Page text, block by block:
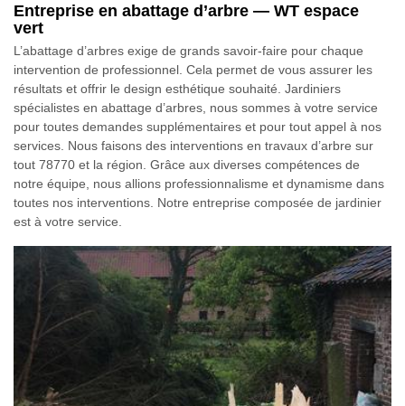
Entreprise en abattage d’arbre — WT espace
vert
L’abattage d’arbres exige de grands savoir-faire pour chaque
intervention de professionnel. Cela permet de vous assurer les
résultats et offrir le design esthétique souhaité. Jardiniers
spécialistes en abattage d’arbres, nous sommes à votre service
pour toutes demandes supplémentaires et pour tout appel à nos
services. Nous faisons des interventions en travaux d’arbre sur
tout 78770 et la région. Grâce aux diverses compétences de
notre équipe, nous allions professionnalisme et dynamisme dans
toutes nos interventions. Notre entreprise composée de jardinier
est à votre service.